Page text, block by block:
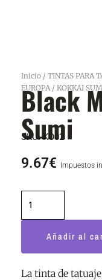
Inicio / TINTAS PARA
EUROPA/ KOKKAI
Black
Sumi
SKU:KO02
9.67€ Impuestos
Mist
cantidad
Añadir al
La tinta de